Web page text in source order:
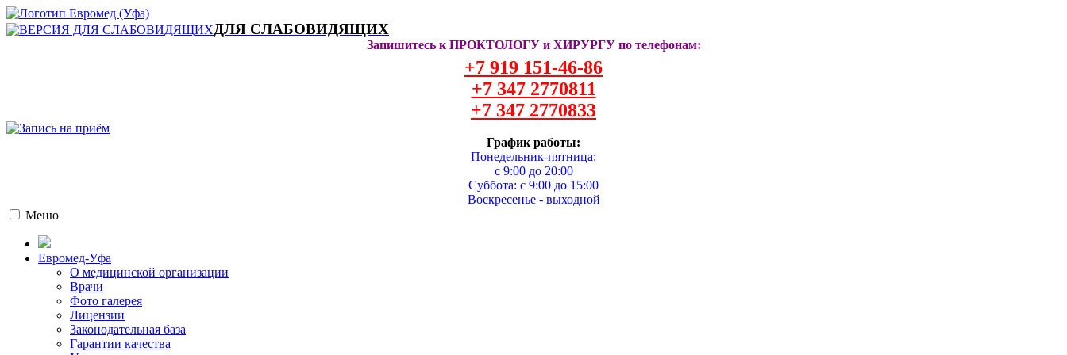
ДЛЯ СЛАБОВИДЯЩИХ
Запишитесь к ПРОКТОЛОГУ и ХИРУРГУ по телефонам:
+7 919 151-46-86
+7 347 2770811
+7 347 2770833
График работы:
Понедельник-пятница:
с 9:00 до 20:00
Суббота: с 9:00 до 15:00
Воскресенье - выходной
Меню
Евромед-Уфа
О медицинской организации
Врачи
Фото галерея
Лицензии
Законодательная база
Гарантии качества